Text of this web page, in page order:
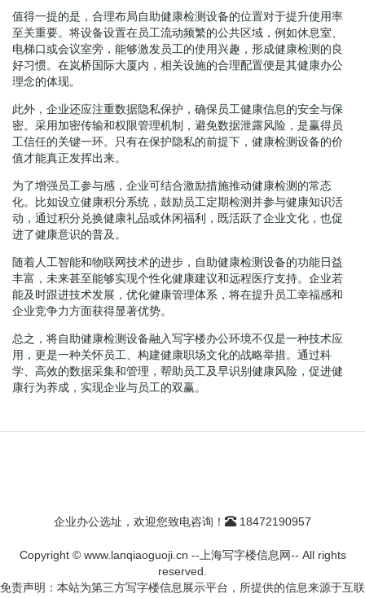
值得一提的是，合理布局自助健康检测设备的位置对于提升使用率
至关重要。将设备设置在员工流动频繁的公共区域，例如休息室、
电梯口或会议室旁，能够激发员工的使用兴趣，形成健康检测的良
好习惯。在岚桥国际大厦内，相关设施的合理配置便是其健康办公
理念的体现。
此外，企业还应注重数据隐私保护，确保员工健康信息的安全与保
密。采用加密传输和权限管理机制，避免数据泄露风险，是赢得员
工信任的关键一环。只有在保护隐私的前提下，健康检测设备的价
值才能真正发挥出来。
为了增强员工参与感，企业可结合激励措施推动健康检测的常态
化。比如设立健康积分系统，鼓励员工定期检测并参与健康知识活
动，通过积分兑换健康礼品或休闲福利，既活跃了企业文化，也促
进了健康意识的普及。
随着人工智能和物联网技术的进步，自助健康检测设备的功能日益
丰富，未来甚至能够实现个性化健康建议和远程医疗支持。企业若
能及时跟进技术发展，优化健康管理体系，将在提升员工幸福感和
企业竞争力方面获得显著优势。
总之，将自助健康检测设备融入写字楼办公环境不仅是一种技术应
用，更是一种关怀员工、构建健康职场文化的战略举措。通过科
学、高效的数据采集和管理，帮助员工及早识别健康风险，促进健
康行为养成，实现企业与员工的双赢。
企业办公选址，欢迎您致电咨询！ 18472190957
Copyright © www.lanqiaoguoji.cn --上海写字楼信息网-- All rights
reserved.
免责声明：本站为第三方写字楼信息展示平台，所提供的信息来源于互联